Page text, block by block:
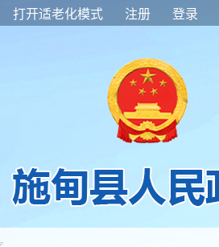
打开适老化模式 注册 登录